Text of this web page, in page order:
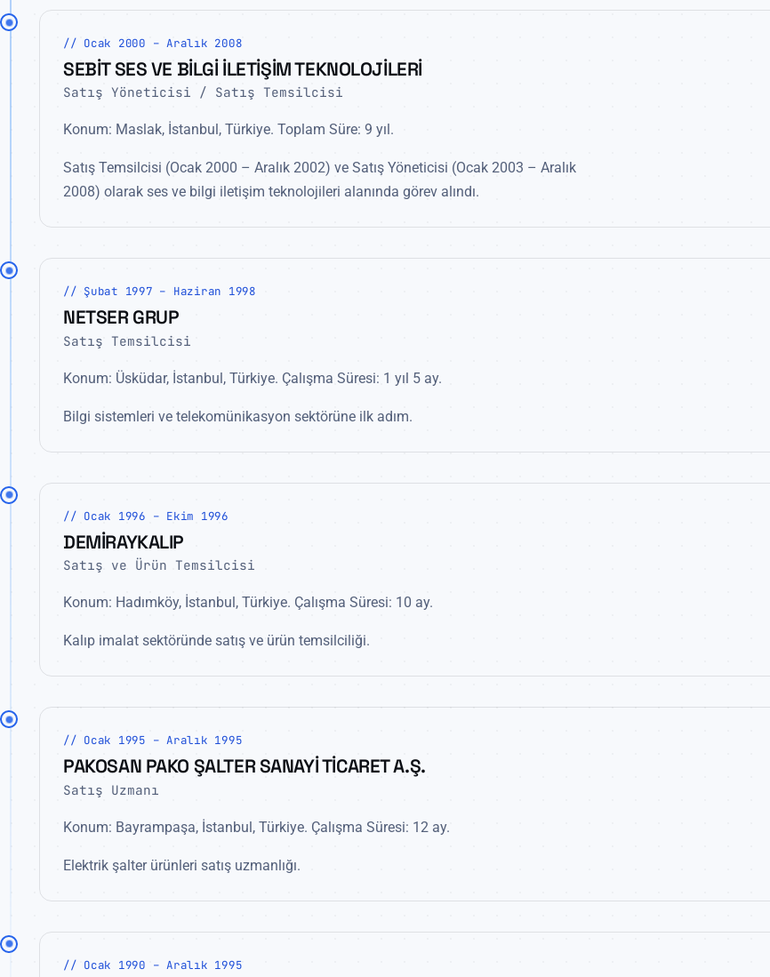
// Ocak 2000 – Aralık 2008
SEBİT SES VE BİLGİ İLETİŞİM TEKNOLOJİLERİ
Satış Yöneticisi / Satış Temsilcisi
Konum: Maslak, İstanbul, Türkiye. Toplam Süre: 9 yıl.
Satış Temsilcisi (Ocak 2000 – Aralık 2002) ve Satış Yöneticisi (Ocak 2003 – Aralık
2008) olarak ses ve bilgi iletişim teknolojileri alanında görev alındı.
// Şubat 1997 – Haziran 1998
NETSER GRUP
Satış Temsilcisi
Konum: Üsküdar, İstanbul, Türkiye. Çalışma Süresi: 1 yıl 5 ay.
Bilgi sistemleri ve telekomünikasyon sektörüne ilk adım.
// Ocak 1996 – Ekim 1996
DEMİRAYKALIP
Satış ve Ürün Temsilcisi
Konum: Hadımköy, İstanbul, Türkiye. Çalışma Süresi: 10 ay.
Kalıp imalat sektöründe satış ve ürün temsilciliği.
// Ocak 1995 – Aralık 1995
PAKOSAN PAKO ŞALTER SANAYİ TİCARET A.Ş.
Satış Uzmanı
Konum: Bayrampaşa, İstanbul, Türkiye. Çalışma Süresi: 12 ay.
Elektrik şalter ürünleri satış uzmanlığı.
// Ocak 1990 – Aralık 1995